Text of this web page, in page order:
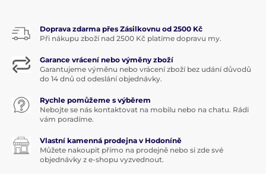
Doprava zdarma přes Zásilkovnu od 2500 Kč
Při nákupu zboží nad 2500 Kč platíme dopravu my.
Garance vrácení nebo výměny zboží
Garantujeme výměnu nebo vrácení zboží bez udání důvodů
do 14 dnů od odeslání objednávky.
Rychle pomůžeme s výběrem
Nebojte se nás kontaktovat na mobilu nebo na chatu. Rádi
vám poradíme.
Vlastní kamenná prodejna v Hodoníně
Můžete nakoupit přímo na prodejně nebo si zde své
objednávky z e-shopu vyzvednout.